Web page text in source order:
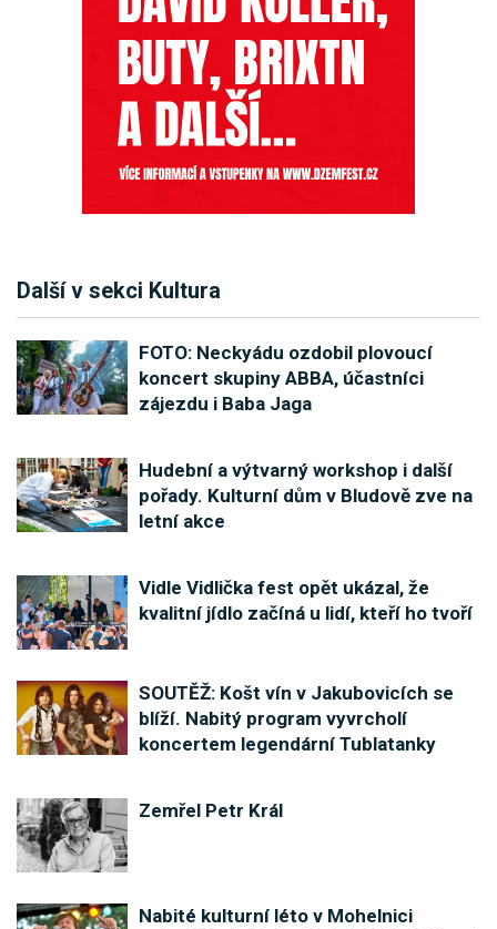
Další v sekci Kultura
FOTO: Neckyádu ozdobil plovoucí
koncert skupiny ABBA, účastníci
zájezdu i Baba Jaga
Hudební a výtvarný workshop i další
pořady. Kulturní dům v Bludově zve na
letní akce
Vidle Vidlička fest opět ukázal, že
kvalitní jídlo začíná u lidí, kteří ho tvoří
SOUTĚŽ: Košt vín v Jakubovicích se
blíží. Nabitý program vyvrcholí
koncertem legendární Tublatanky
Zemřel Petr Král
Nabité kulturní léto v Mohelnici